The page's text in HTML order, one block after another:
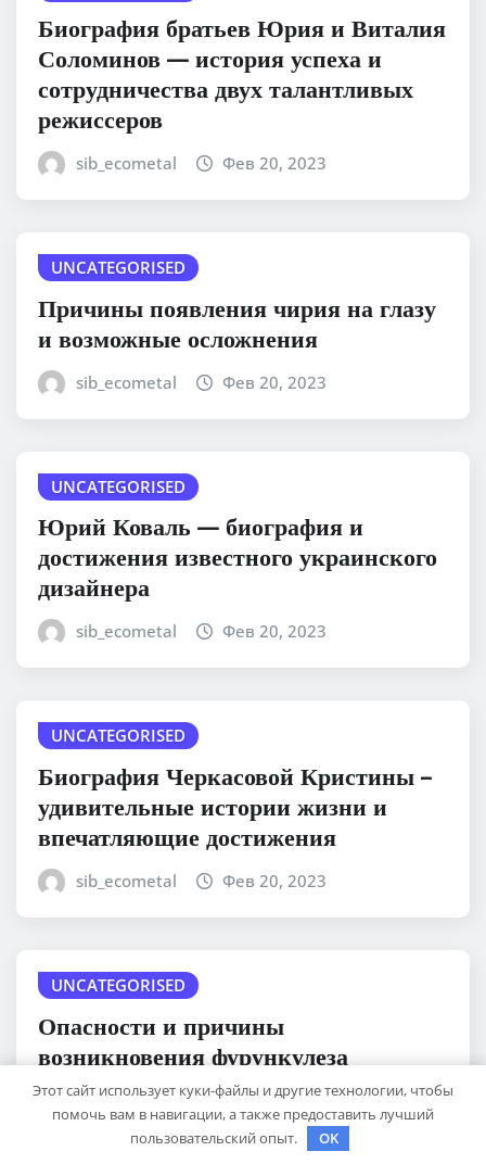
Биография братьев Юрия и Виталия
Соломинов — история успеха и
сотрудничества двух талантливых
режиссеров
sib_ecometal Фев 20, 2023
UNCATEGORISED
Причины появления чирия на глазу
и возможные осложнения
sib_ecometal Фев 20, 2023
UNCATEGORISED
Юрий Коваль — биография и
достижения известного украинского
дизайнера
sib_ecometal Фев 20, 2023
UNCATEGORISED
Биография Черкасовой Кристины –
удивительные истории жизни и
впечатляющие достижения
sib_ecometal Фев 20, 2023
UNCATEGORISED
Опасности и причины
возникновения фурункулеза
sib_ecometal Фев 20, 2023
Этот сайт использует куки-файлы и другие технологии, чтобы
помочь вам в навигации, а также предоставить лучший
пользовательский опыт.
OK